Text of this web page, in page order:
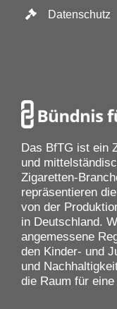
Datenschutz
Das BfTG ist ein
und
Zigaretten-
repräsentieren
von der
in Deutschland.
angemessene
den Kinder- und
und
die Raum für